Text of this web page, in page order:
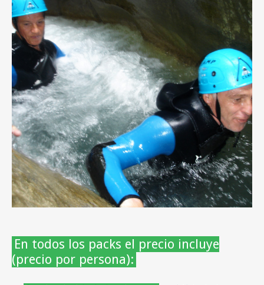
En todos los packs el precio incluye
(precio por persona):